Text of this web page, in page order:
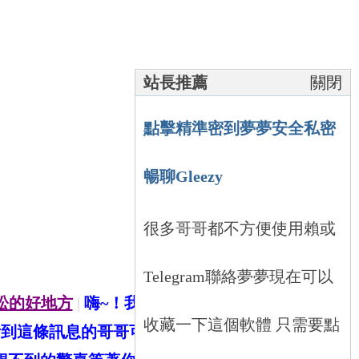
關閉
站長推薦
點擊精準密到夢夢安全私密
暢聊Gleezy
很多哥哥都不方便使用賴或
Telegram聯絡夢夢現在可以
收藏一下這個軟體 只需要點
的好地方 | 嗨~！我叫夢夢是一個處女座女生待人
條訊息的哥哥可以加夢夢的賴ID：mcmc88不